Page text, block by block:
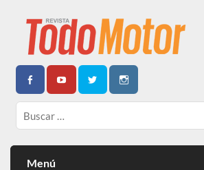
Todo Motor |
Menú